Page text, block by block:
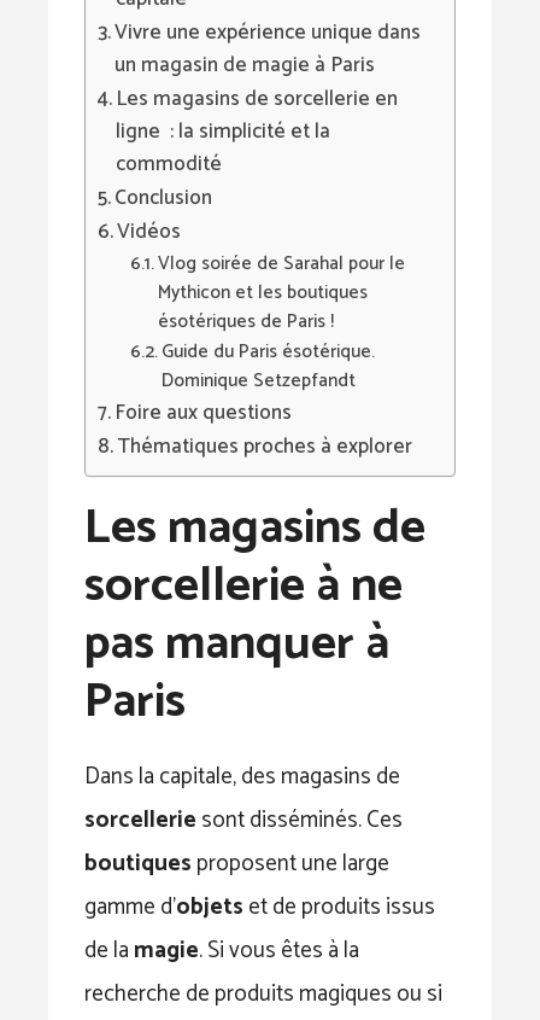
Vivre une expérience unique dans
un magasin de magie à Paris
Les magasins de sorcellerie en
ligne : la simplicité et la
commodité
Conclusion
Vidéos
Vlog soirée de Sarahal pour le
Mythicon et les boutiques
ésotériques de Paris !
Guide du Paris ésotérique.
Dominique Setzepfandt
Foire aux questions
Thématiques proches à explorer
Les magasins de
sorcellerie à ne
pas manquer à
Paris
Dans la capitale, des magasins de
sorcelleriesont disséminés. Ces
boutiquesproposent une large
gamme d’objetset de produits issus
de lamagie. Si vous êtes à la
recherche de produits magiques ou si